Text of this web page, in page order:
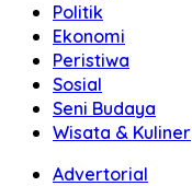
Politik
Ekonomi
Peristiwa
Sosial
Seni Budaya
Wisata & Kuliner
Advertorial